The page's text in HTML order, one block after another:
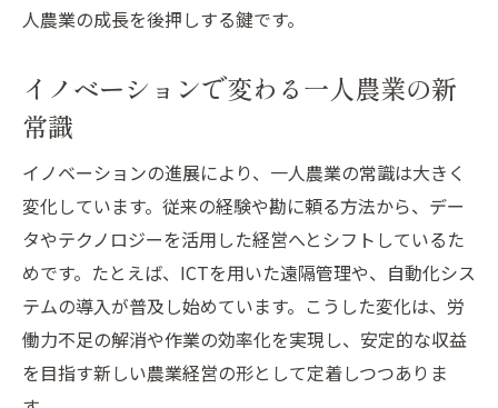
人農業の成長を後押しする鍵です。
イノベーションで変わる一人農業の新
常識
イノベーションの進展により、一人農業の常識は大きく
変化しています。従来の経験や勘に頼る方法から、デー
タやテクノロジーを活用した経営へとシフトしているた
めです。たとえば、ICTを用いた遠隔管理や、自動化シス
テムの導入が普及し始めています。こうした変化は、労
働力不足の解消や作業の効率化を実現し、安定的な収益
を目指す新しい農業経営の形として定着しつつありま